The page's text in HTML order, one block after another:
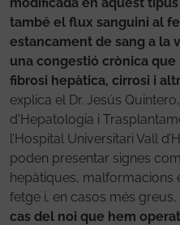
també el flux sanguini al
estancament de sang a la
una congestió crònica
fibrosi hepàtica, cirrosi i
explica el Dr. Jesús
d'Hepatologia i
l’Hospital Universitari Vall
poden presentar signes
hepàtiques, malformacions
fetge i, en casos més
cas del noi que hem